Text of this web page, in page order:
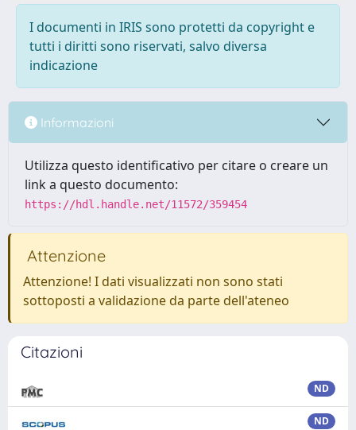
I documenti in IRIS sono protetti da copyright e
tutti i diritti sono riservati, salvo diversa
indicazione
Informazioni
Utilizza questo identificativo per citare o creare un
link a questo documento:
https://hdl.handle.net/11572/359454
Attenzione
Attenzione! I dati visualizzati non sono stati
sottoposti a validazione da parte dell'ateneo
Citazioni
ND
ND